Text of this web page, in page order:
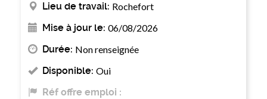
Lieu de travail: Rochefort
Mise à jour le: 06/08/2026
Durée: Non renseignée
Disponible: Oui
Réf offre emploi :